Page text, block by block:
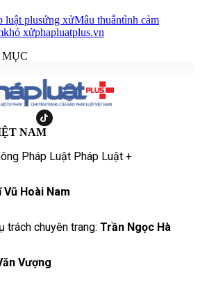
luật plusứng xửMâu thuẫntình cảm
khó xửphapluatplus.vn
NAM
Pháp Luật Pháp Luật +
Hoài Nam
trách chuyên trang: Trần Ngọc Hà
Vượng